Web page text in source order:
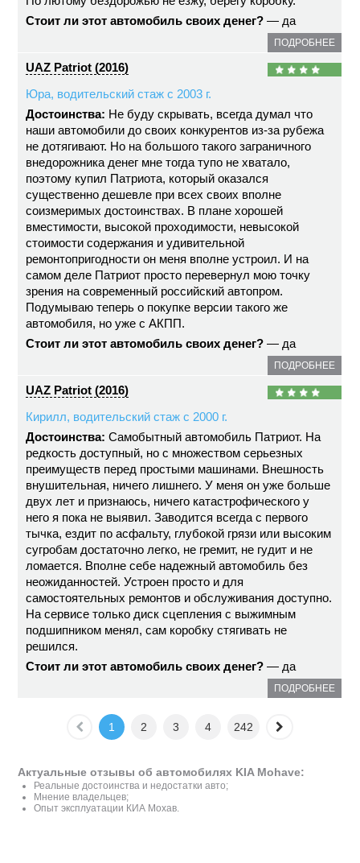
Стоит ли этот автомобиль своих денег? — да
ПОДРОБНЕЕ
UAZ Patriot (2016)
Юра, водительский стаж с 2003 г.
Достоинства: Не буду скрывать, всегда думал что
наши автомобили до своих конкурентов из-за рубежа
не дотягивают. Но на большого такого заграничного
внедорожника денег мне тогда тупо не хватало,
поэтому купил Патриота, который оказался
существенно дешевле при всех своих вполне
соизмеримых достоинствах. В плане хорошей
вместимости, высокой проходимости, невысокой
стоимости содержания и удивительной
ремонтопригодности он меня вполне устроил. И на
самом деле Патриот просто перевернул мою точку
зрения на современный российский автопром.
Подумываю теперь о покупке версии такого же
автомобиля, но уже с АКПП.
Стоит ли этот автомобиль своих денег? — да
ПОДРОБНЕЕ
UAZ Patriot (2016)
Кирилл, водительский стаж с 2000 г.
Достоинства: Самобытный автомобиль Патриот. На
редкость доступный, но с множеством серьезных
преимуществ перед простыми машинами. Внешность
внушительная, ничего лишнего. У меня он уже больше
двух лет и признаюсь, ничего катастрофического у
него я пока не выявил. Заводится всегда с первого
тычка, ездит по асфальту, глубокой грязи или высоким
сугробам достаточно легко, не гремит, не гудит и не
ломается. Вполне себе надежный автомобиль без
неожиданностей. Устроен просто и для
самостоятельных ремонтов и обслуживания доступно.
На сервисе только диск сцепления с выжимным
подшипником менял, сам коробку стягивать не
решился.
Стоит ли этот автомобиль своих денег? — да
ПОДРОБНЕЕ
1 2 3 4 242
Актуальные отзывы об автомобилях KIA Mohave:
Реальные достоинства и недостатки авто;
Мнение владельцев;
Опыт эксплуатации КИА Мохав.